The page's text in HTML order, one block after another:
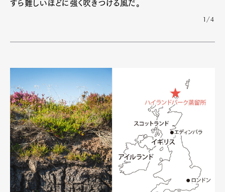
Pen international
すら難しいほどに強く吹きつける風だ。
1/4